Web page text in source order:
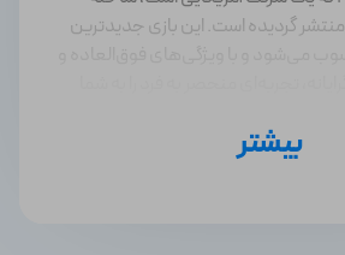
شده و در سال 2021 منتشر گردیده است. این بازی جدیدترین
بیشتر